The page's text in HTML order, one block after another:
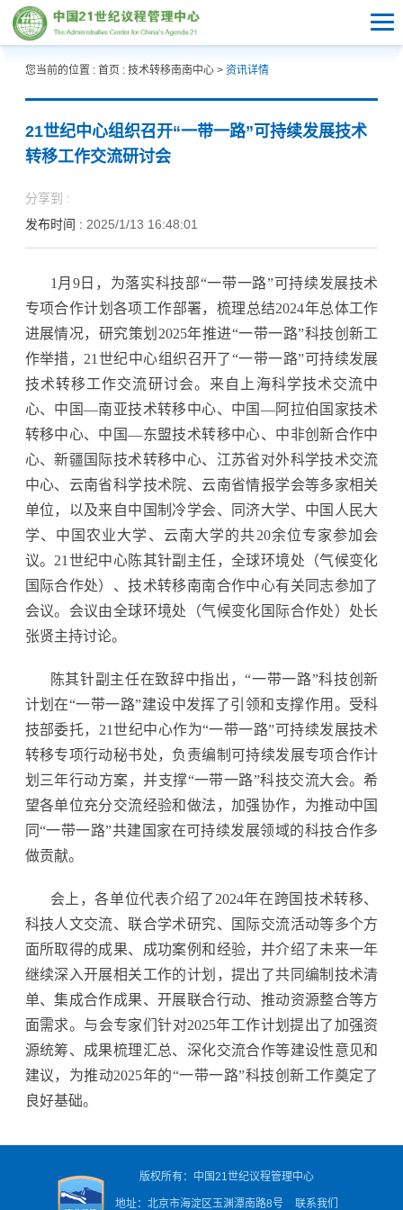
您当前的位置 : 首页 : 技术转移南南中心> 资讯详情
21世纪中心组织召开“一带一路”可持续发展技术
转移工作交流研讨会
分享到 :
发布时间 : 2025/1/13 16:48:01
1月9日，为落实科技部“一带一路”可持续发展技术
专项合作计划各项工作部署，梳理总结2024年总体工作
进展情况，研究策划2025年推进“一带一路”科技创新工
作举措，21世纪中心组织召开了“一带一路”可持续发展
技术转移工作交流研讨会。来自上海科学技术交流中
心、中国—南亚技术转移中心、中国—阿拉伯国家技术
转移中心、中国—东盟技术转移中心、中非创新合作中
心、新疆国际技术转移中心、江苏省对外科学技术交流
中心、云南省科学技术院、云南省情报学会等多家相关
单位，以及来自中国制冷学会、同济大学、中国人民大
学、中国农业大学、云南大学的共20余位专家参加会
议。21世纪中心陈其针副主任，全球环境处（气候变化
国际合作处）、技术转移南南合作中心有关同志参加了
会议。会议由全球环境处（气候变化国际合作处）处长
张贤主持讨论。
陈其针副主任在致辞中指出，“一带一路”科技创新
计划在“一带一路”建设中发挥了引领和支撑作用。受科
技部委托，21世纪中心作为“一带一路”可持续发展技术
转移专项行动秘书处，负责编制可持续发展专项合作计
划三年行动方案，并支撑“一带一路”科技交流大会。希
望各单位充分交流经验和做法，加强协作，为推动中国
同“一带一路”共建国家在可持续发展领域的科技合作多
做贡献。
会上，各单位代表介绍了2024年在跨国技术转移、
科技人文交流、联合学术研究、国际交流活动等多个方
面所取得的成果、成功案例和经验，并介绍了未来一年
继续深入开展相关工作的计划，提出了共同编制技术清
单、集成合作成果、开展联合行动、推动资源整合等方
面需求。与会专家们针对2025年工作计划提出了加强资
源统筹、成果梳理汇总、深化交流合作等建设性意见和
建议，为推动2025年的“一带一路”科技创新工作奠定了
良好基础。
版权所有：中国21世纪议程管理中心
地址：北京市海淀区玉渊潭南路8号 联系我们